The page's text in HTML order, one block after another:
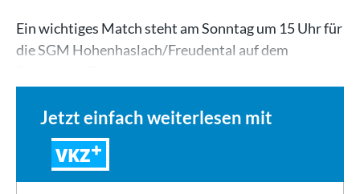
Ein wichtiges Match steht am Sonntag um 15 Uhr für
die SGM Hohenhaslach/Freudental auf dem
Jetzt einfach weiterlesen mit
VKZ